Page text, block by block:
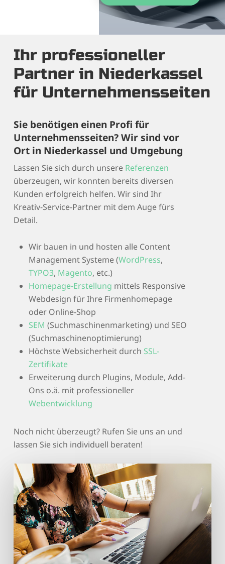
Ihr professioneller
Partner in Niederkassel
für Unternehmensseiten
Sie benötigen einen Profi für
Unternehmensseiten? Wir sind vor
Ort in Niederkassel und Umgebung
Lassen Sie sich durch unsere Referenzen
überzeugen, wir konnten bereits diversen
Kunden erfolgreich helfen. Wir sind Ihr
Kreativ-Service-Partner mit dem Auge fürs
Detail.
Wir bauen in und hosten alle Content
Management Systeme (WordPress,
TYPO3, Magento, etc.)
Homepage-Erstellung mittels Responsive
Webdesign für Ihre Firmenhomepage
oder Online-Shop
SEM (Suchmaschinenmarketing) und SEO
(Suchmaschinenoptimierung)
Höchste Websicherheit durch SSL-
Zertifikate
Erweiterung durch Plugins, Module, Add-
Ons o.ä. mit professioneller
Webentwicklung
Noch nicht überzeugt? Rufen Sie uns an und
lassen Sie sich individuell beraten!